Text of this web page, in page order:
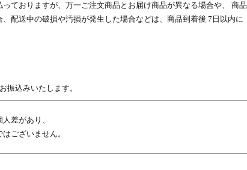
ておりますが、万一ご注文商品とお届け商品が異なる場合や、 商品
配送中の破損や汚損が発生した場合などは、商品到着後 7日以内に
振込みいたします。
差があり、
ございません。